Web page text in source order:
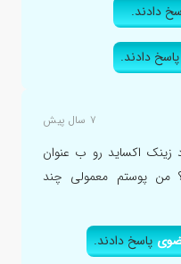
دادند.
دادند.
۷ سال پیش
زینک اکساید رو ب عنوان
من پوستم معمولی چند
پاسخ دادند.